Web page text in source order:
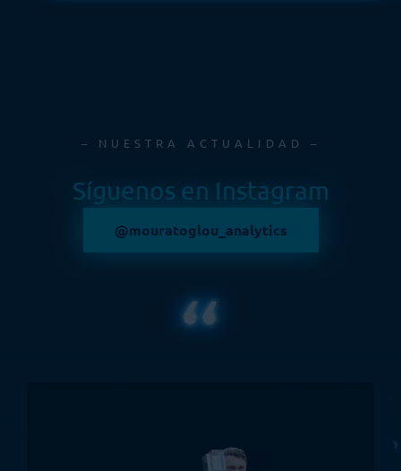
– NUESTRA ACTUALIDAD –
Síguenos en Instagram
@mouratoglou_analytics